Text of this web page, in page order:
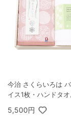
今治 さくらいろは
イス1枚・ハンドタ
5,500円